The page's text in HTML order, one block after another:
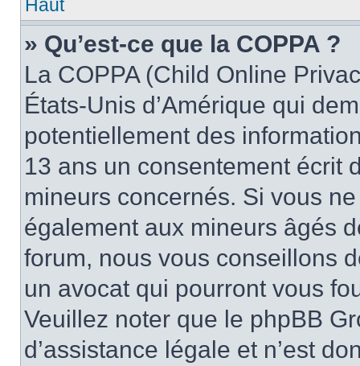
Haut
» Qu’est-ce que la COPPA ?
La COPPA (Child Online
États-Unis d’Amérique qui
potentiellement des
13 ans un consentement écrit
mineurs concernés. Si vous
également aux mineurs âgés
forum, nous vous conseillons
un avocat qui pourront vous
Veuillez noter que le phpBB
d’assistance légale et n’est